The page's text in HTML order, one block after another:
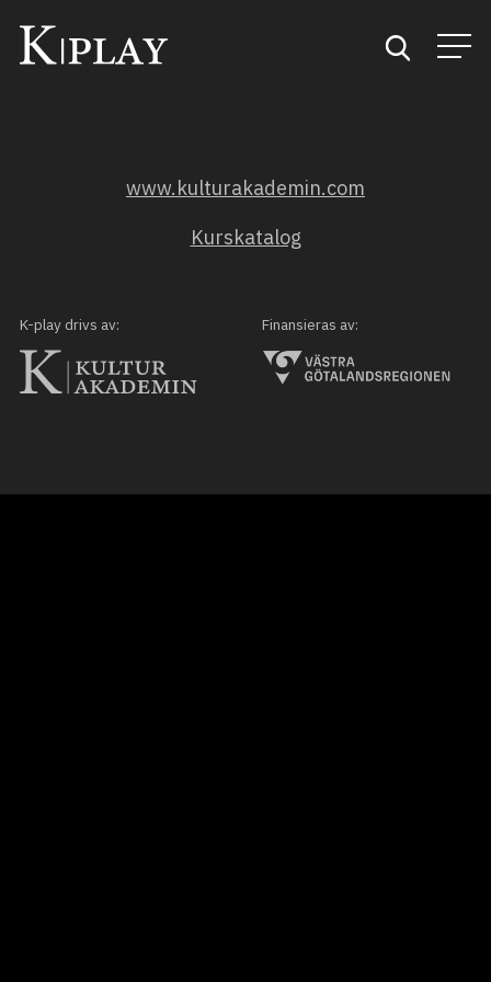
Kategorier
Mina favoriter
www.kulturakademin.com
Kurskatalog
K-play drivs av: Finansieras av: